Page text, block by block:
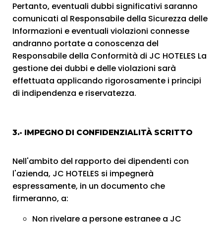
Pertanto, eventuali dubbi significativi saranno
comunicati al Responsabile della Sicurezza delle
Informazioni e eventuali violazioni connesse
andranno portate a conoscenza del
Responsabile della Conformità di JC HOTELES La
gestione dei dubbi e delle violazioni sarà
effettuata applicando rigorosamente i principi
di indipendenza e riservatezza.
3.- IMPEGNO DI CONFIDENZIALITÀ SCRITTO
Nell'ambito del rapporto dei dipendenti con
l'azienda, JC HOTELES si impegnerà
espressamente, in un documento che
firmeranno, a:
Non rivelare a persone estranee a JC